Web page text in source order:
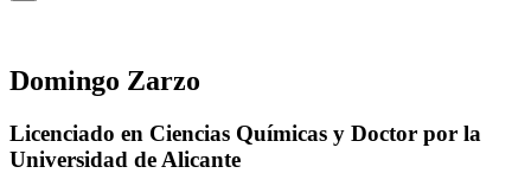
Domingo Zarzo
Licenciado en Ciencias Químicas y Doctor por la
Universidad de Alicante